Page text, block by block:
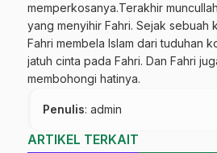
memperkosanya.Terakhir
yang menyihir Fahri. Sejak sebuah
Fahri membela Islam dari tuduhan
jatuh cinta pada Fahri. Dan Fahri
membohongi hatinya.
Penulis: admin
ARTIKEL TERKAIT